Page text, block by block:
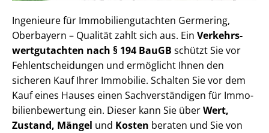
Ingenieure für Im­mo­bi­li­en­gut­ach­ten Germering,
Oberbayern – Qualität zahlt sich aus. Ein Ver­kehrs­
wert­gut­ach­ten nach § 194 BauGB schützt Sie vor
Fehl­ent­schei­dun­gen und ermöglicht Ihnen den
sicheren Kauf Ihrer Immobilie. Schalten Sie vor dem
Kauf eines Hauses einen Sach­ver­stän­di­gen für Im­mo­
bi­li­en­be­wer­tung ein. Dieser kann Sie überWert,
Zustand, Mängel und Kosten beraten und Sie von